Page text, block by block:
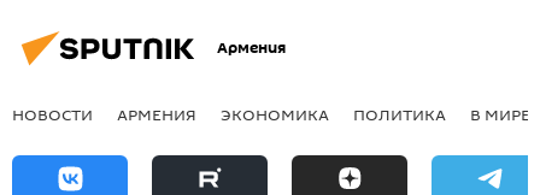
Армения
НОВОСТИ АРМЕНИЯ ЭКОНОМИКА ПОЛИТИКА В МИРЕ